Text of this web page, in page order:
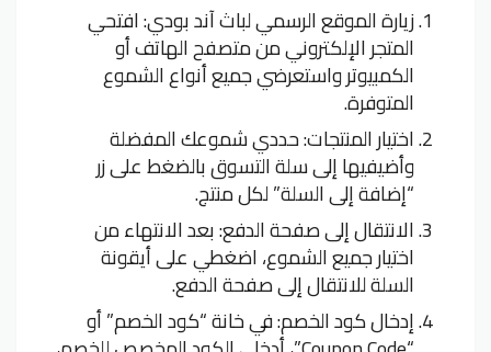
زيارة الموقع الرسمي لباث آند بودي: افتحي
المتجر الإلكتروني من متصفح الهاتف أو
الكمبيوتر واستعرضي جميع أنواع الشموع
المتوفرة.
اختيار المنتجات: حددي شموعك المفضلة
وأضيفيها إلى سلة التسوق بالضغط على زر
“إضافة إلى السلة” لكل منتج.
الانتقال إلى صفحة الدفع: بعد الانتهاء من
اختيار جميع الشموع، اضغطي على أيقونة
السلة للانتقال إلى صفحة الدفع.
إدخال كود الخصم: في خانة “كود الخصم” أو